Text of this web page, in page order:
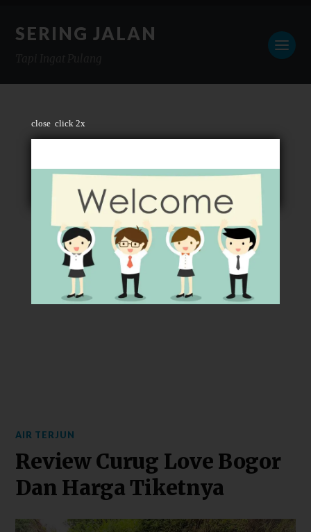
close click 2x
SERING JALAN
AIR TERJUN
Review Curug Love Bogor
Dan Harga Tiketnya